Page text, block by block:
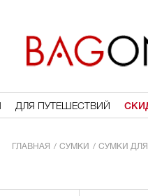
ДЛЯ ПУТЕШЕСТВИЙ
ГЛАВНАЯ СУМКИ СУМКИ